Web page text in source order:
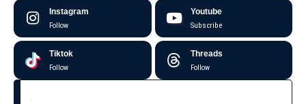
Instagram
Follow
Youtube
Subscribe
Tiktok
Follow
Threads
Follow